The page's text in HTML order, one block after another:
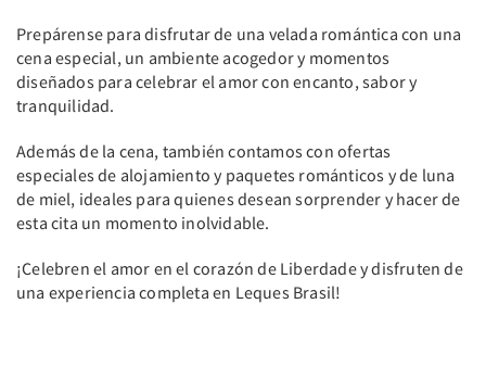
Prepárense para disfrutar de una velada romántica con una
cena especial, un ambiente acogedor y momentos
diseñados para celebrar el amor con encanto, sabor y
tranquilidad.
Además de la cena, también contamos con ofertas
especiales de alojamiento y paquetes románticos y de luna
de miel, ideales para quienes desean sorprender y hacer de
esta cita un momento inolvidable.
¡Celebren el amor en el corazón de Liberdade y disfruten de
una experiencia completa en Leques Brasil!